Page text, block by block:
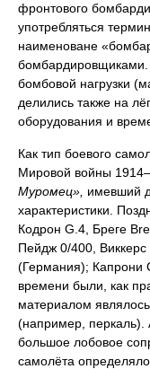
фронтового
употребляться
наименоване
бомбардировщиками.
бомбовой нагрузки
делились также на
оборудования и
Как тип боевого
Мировой войны
Муромец», имевший
характеристики.
Кодрон G.4, Бреге
Пейдж 0/400,
(Германия); Капрони
времени были, как
материалом
(например,
большое лобовое
самолёта